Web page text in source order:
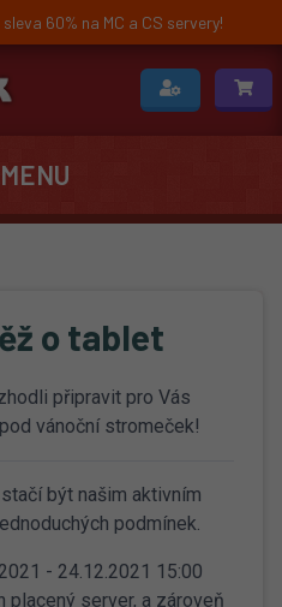
60% na MC a CS servery!
MENU
o tablet
připravit pro Vás
vánoční stromeček!
být našim aktivním
podmínek.
- 24.12.2021 15:00
server, a zároveň